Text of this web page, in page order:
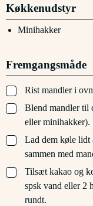
Køkkenudstyr
Minihakker
Fremgangsmåde
▢
Rist mandler i
▢
Blend mandler til
eller minihakker).
▢
Lad dem køle lidt
sammen med
▢
Tilsæt kakao og
spsk vand eller 2
rundt.